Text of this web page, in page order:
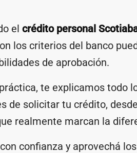
el crédito personal
los criterios del banco
de aprobación.
te explicamos todo
de solicitar tu crédito,
realmente marcan la
confianza y aprovechá